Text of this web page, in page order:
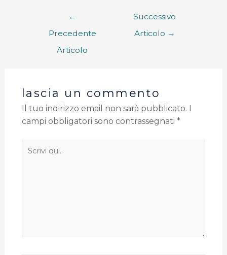
←
Precedente
Articolo
Successivo
Articolo →
lascia un commento
Il tuo indirizzo email non sarà pubblicato.
campi obbligatori sono contrassegnati *